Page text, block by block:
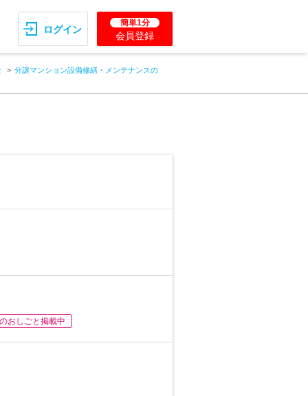
ログイン
簡単1分
会員登録
分譲マンション設備修繕・メンテナンスの
おしごと掲載中